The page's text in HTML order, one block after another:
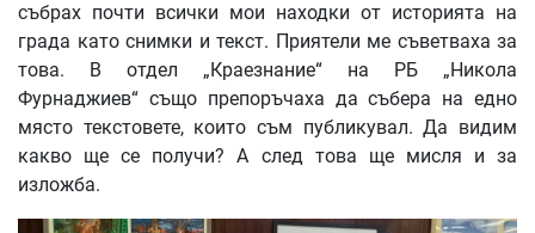
събрах почти всички мои находки от историята на
града като снимки и текст. Приятели ме съветваха за
това. В отдел „Краезнание“ на РБ „Никола
Фурнаджиев“ също препоръчаха да събера на едно
място текстовете, които съм публикувал. Да видим
какво ще се получи? А след това ще мисля и за
изложба.